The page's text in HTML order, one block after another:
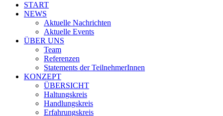
START
NEWS
Aktuelle Nachrichten
Aktuelle Events
ÜBER UNS
Team
Referenzen
Statements der TeilnehmerInnen
KONZEPT
ÜBERSICHT
Haltungskreis
Handlungskreis
Erfahrungskreis